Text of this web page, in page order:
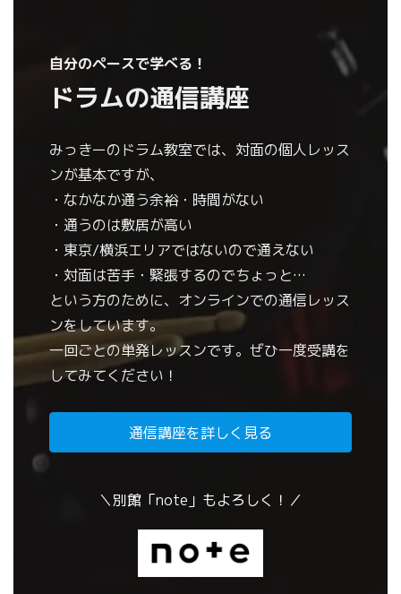
自分のペースで学べる！
ドラムの通信講座
みっきーのドラム教室では、対面の個人レッス
ンが基本ですが、
・なかなか通う余裕・時間がない
・通うのは敷居が高い
・東京/横浜エリアではないので通えない
・対面は苦手・緊張するのでちょっと…
という方のために、オンラインでの通信レッス
ンをしています。
一回ごとの単発レッスンです。ぜひ一度受講を
してみてください！
通信講座を詳しく見る
＼別館「note」もよろしく！／